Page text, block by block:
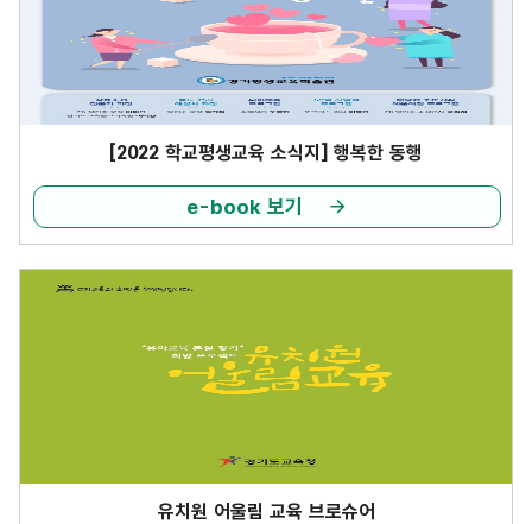
[2022 학교평생교육 소식지] 행복한 동행
e-book 보기
유치원 어울림 교육 브로슈어